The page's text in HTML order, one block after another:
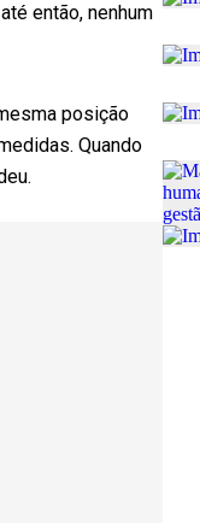
então, nenhum
posição
Quando